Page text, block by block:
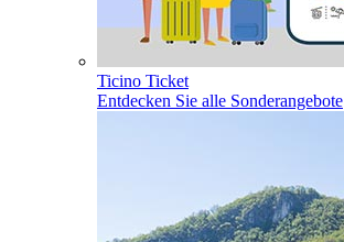
Ticino Ticket
Entdecken Sie alle Sonderangebote